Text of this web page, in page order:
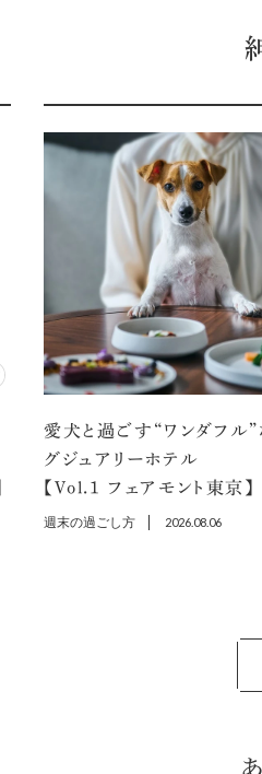
愛犬と過ごす“ワンダフル”
グジュアリーホテル
【Vol.1 フェアモント東京】
週末の過ごし方 2026.08.06